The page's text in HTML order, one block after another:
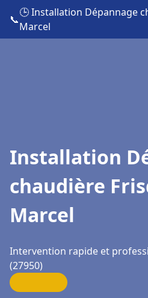
📞
🕒 Installation Dépannage
Marcel
Installation
chaudière
Marcel
Intervention rapide et
(27950)